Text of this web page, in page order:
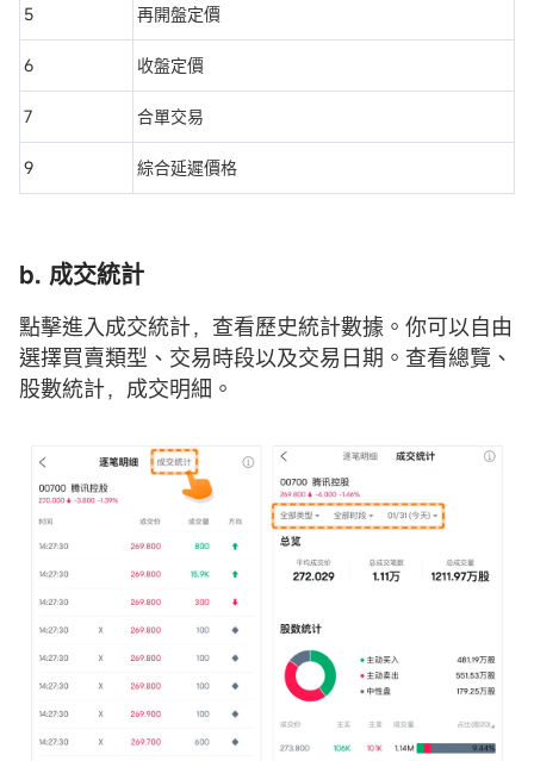
5 再開盤定價
6 收盤定價
7 合單交易
9 綜合延遲價格
b. 成交統計
點擊進入成交統計，查看歷史統計數據。你可以自由
選擇買賣類型、交易時段以及交易日期。查看總覽、
股數統計，成交明細。